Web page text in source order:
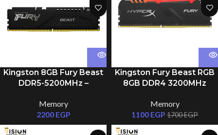
Kingston Fury Beast RGB
8GB DDR4 3200MHz
Memory
1700EGP
1100 EGP
Kingston 8GB Fury Beast
DDR5-5200MHz –
Memory
2200 EGP